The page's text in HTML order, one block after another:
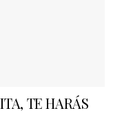
TE HARÁS